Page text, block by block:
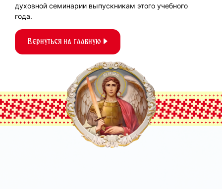
духовной семинарии выпускникам этого учебного
года.
Вернуться на главную